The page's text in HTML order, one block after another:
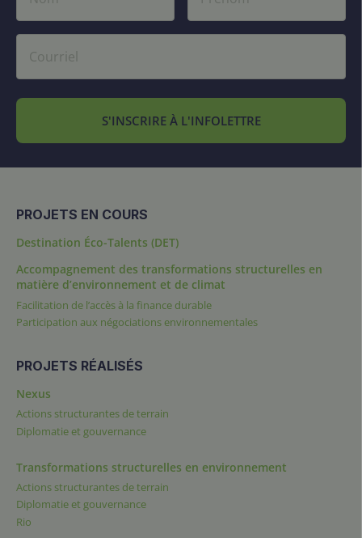
S'INSCRIRE À L'INFOLETTRE
PROJETS EN COURS
Destination Éco-Talents (DET)
Accompagnement des transformations structurelles en
matière d’environnement et de climat
Facilitation de l’accès à la finance durable
Participation aux négociations environnementales
PROJETS RÉALISÉS
Nexus
Actions structurantes de terrain
Diplomatie et gouvernance
Transformations structurelles en environnement
Actions structurantes de terrain
Diplomatie et gouvernance
Rio